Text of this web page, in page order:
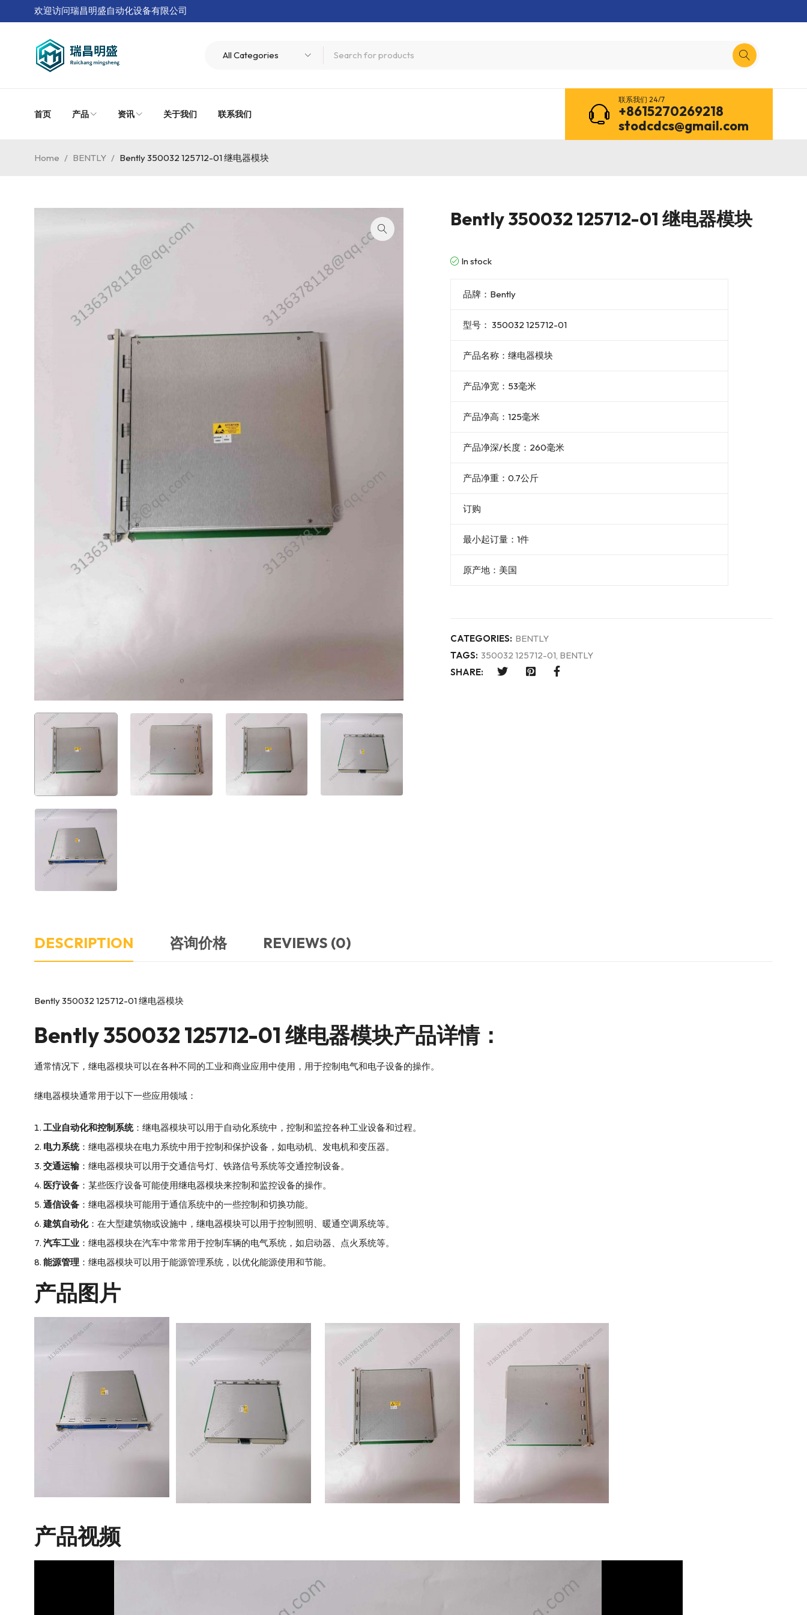
欢迎访问瑞昌明盛自动化设备有限公司
首页 产品 资讯 关于我们 联系我们
联系我们 24/7
+8615270269218
stodcdcs@gmail.com
Home / BENTLY / Bently 350032 125712-01 继电器模块
Bently 350032 125712-01 继电器模块
In stock
品牌：Bently
型号： 350032 125712-01
产品名称：继电器模块
产品净宽：53毫米
产品净高：125毫米
产品净深/长度：260毫米
产品净重：0.7公斤
订购
最小起订量：1件
原产地：美国
CATEGORIES: BENTLY
TAGS: 350032 125712-01, BENTLY
SHARE:
DESCRIPTION 咨询价格 REVIEWS (0)
Bently 350032 125712-01 继电器模块
Bently350032 125712-01 继电器模块产品详情：
通常情况下，继电器模块可以在各种不同的工业和商业应用中使用，用于控制电气和电子设备的操作。
继电器模块通常用于以下一些应用领域：
工业自动化和控制系统：继电器模块可以用于自动化系统中，控制和监控各种工业设备和过程。
电力系统：继电器模块在电力系统中用于控制和保护设备，如电动机、发电机和变压器。
交通运输：继电器模块可以用于交通信号灯、铁路信号系统等交通控制设备。
医疗设备 ：某些医疗设备可能使用继电器模块来控制和监控设备的操作。
通信设备 ：继电器模块可能用于通信系统中的一些控制和切换功能。
建筑自动化：在大型建筑物或设施中，继电器模块可以用于控制照明、暖通空调系统等。
汽车工业 ：继电器模块在汽车中常常用于控制车辆的电气系统，如启动器、点火系统等。
能源管理 ：继电器模块可以用于能源管理系统，以优化能源使用和节能。
产品图片
产品视频